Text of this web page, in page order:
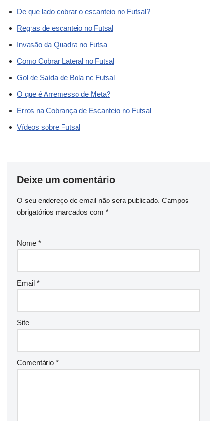
De que lado cobrar o escanteio no Futsal?
Regras de escanteio no Futsal
Invasão da Quadra no Futsal
Como Cobrar Lateral no Futsal
Gol de Saída de Bola no Futsal
O que é Arremesso de Meta?
Erros na Cobrança de Escanteio no Futsal
Vídeos sobre Futsal
Deixe um comentário
O seu endereço de email não será publicado. Campos
obrigatórios marcados com *
Nome *
Email *
Site
Comentário *